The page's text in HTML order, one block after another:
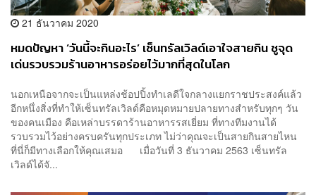
21 ธันวาคม 2020
หมดปัญหา ‘วันนี้จะกินอะไร’ เซ็นทรัลเวิลด์เอาใจสายกิน ชูจุด
เด่นรวบรวมร้านอาหารอร่อยไว้มากที่สุดในโลก
นอกเหนือจากจะเป็นแหล่งช้อปปิ้งทำเลดีใจกลางแยกราชประสงค์แล้ว
อีกหนึ่งสิ่งที่ทำให้เซ็นทรัลเวิลด์คือหมุดหมายปลายทางสำหรับทุกๆ วัน
ของคนเมือง คือเหล่าบรรดาร้านอาหารรสเยี่ยม ที่ทางทีมงานได้
รวบรวมไว้อย่างครบครันทุกประเภท ไม่ว่าคุณจะเป็นสายกินสายไหน
ที่นี่ก็มีทางเลือกให้คุณเสมอ เมื่อวันที่ 3 ธันวาคม 2563 เซ็นทรัล
เวิลด์ได้จั...